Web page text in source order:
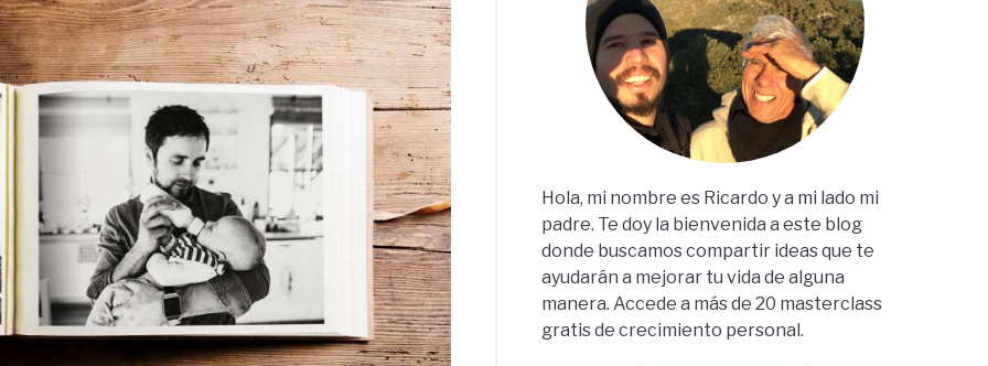
Hola, mi nombre es Ricardo y a mi lado mi
padre. Te doy la bienvenida a este blog
donde buscamos compartir ideas que te
ayudarán a mejorar tu vida de alguna
manera. Accede a más de 20 masterclass
gratis de crecimiento personal.